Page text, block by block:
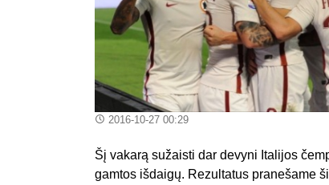
2016-10-27 00:29
Šį vakarą sužaisti dar devyni Italijos
gamtos išdaigų. Rezultatus pranešame